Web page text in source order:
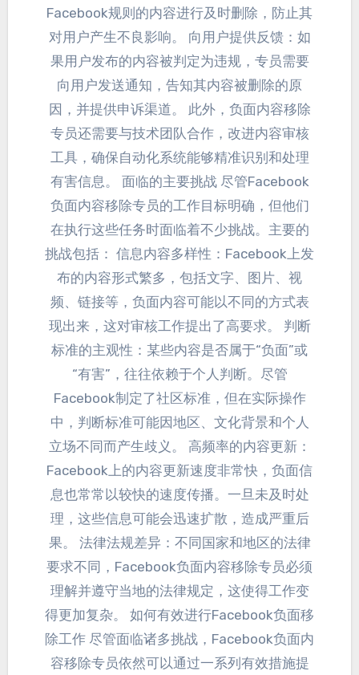
Facebook规则的内容进行及时删除 ， 防止其
对用户产生不良影响。 向用户提供反馈： 如
果用户发布的内容被判定为违规， 专员需要
向用户发送通知 ， 告知其内容被删除的原
因 ， 并提供申诉渠道。 此外， 负面内容移除
专员还需要与技术团队合作， 改进内容审核
工具， 确保自动化系统能够精准识别和处理
有害信息。 面临的主要挑战 尽管Facebook
负面内容移除专员的工作目标明确 ， 但他们
在执行这些任务时面临着不少挑战。 主要的
挑战包括 ： 信息内容多样性 ： Facebook上发
布的内容形式繁多 ， 包括文字、 图片、 视
频、 链接等， 负面内容可能以不同的方式表
现出来 ， 这对审核工作提出了高要求。 判断
标准的主观性 ： 某些内容是否属于“负面”或
“有害” ， 往往依赖于个人判断。 尽管
Facebook制定了社区标准， 但在实际操作
中 ， 判断标准可能因地区、 文化背景和个人
立场不同而产生歧义 。 高频率的内容更新 ：
Facebook上的内容更新速度非常快 ， 负面信
息也常常以较快的速度传播。 一旦未及时处
理 ， 这些信息可能会迅速扩散 ， 造成严重后
果。 法律法规差异： 不同国家和地区的法律
要求不同 ， Facebook负面内容移除专员必须
理解并遵守当地的法律规定 ， 这使得工作变
得更加复杂。 如何有效进行Facebook负面移
除工作 尽管面临诸多挑战 ， Facebook负面内
容移除专员依然可以通过一系列有效措施提